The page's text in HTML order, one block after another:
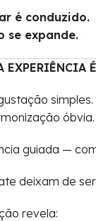
é conduzido.
se expande.
EXPERIÊNCIA
simples.
óbvia.
guiada —
deixam de
revela: